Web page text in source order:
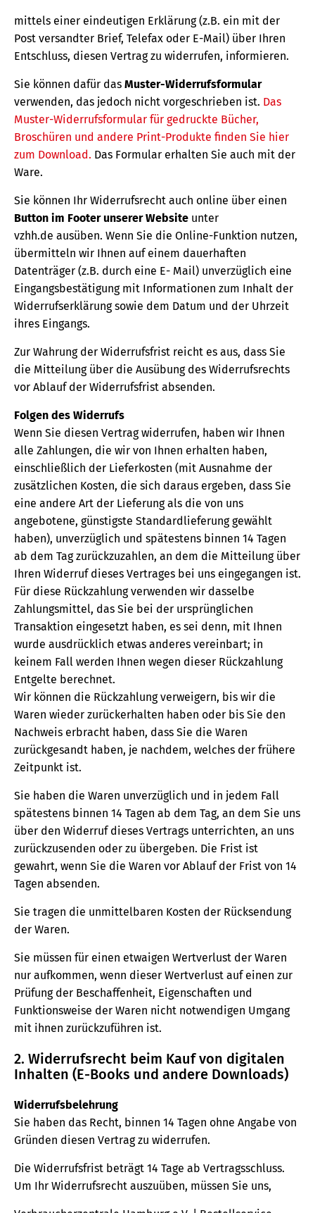
mittels einer eindeutigen Erklärung (z.B. ein mit der
Post versandter Brief, Telefax oder E-Mail) über Ihren
Entschluss, diesen Vertrag zu widerrufen, informieren.
Sie können dafür das Muster-Widerrufsformular
verwenden, das jedoch nicht vorgeschrieben ist. Das
Muster-Widerrufsformular für gedruckte Bücher,
Broschüren und andere Print-Produkte finden Sie hier
zum Download. Das Formular erhalten Sie auch mit der
Ware.
Sie können Ihr Widerrufsrecht auch online über einen
Button im Footer unserer Website unter
vzhh.de ausüben. Wenn Sie die Online-Funktion nutzen,
übermitteln wir Ihnen auf einem dauerhaften
Datenträger (z.B. durch eine E- Mail) unverzüglich eine
Eingangsbestätigung mit Informationen zum Inhalt der
Widerrufserklärung sowie dem Datum und der Uhrzeit
ihres Eingangs.
Zur Wahrung der Widerrufsfrist reicht es aus, dass Sie
die Mitteilung über die Ausübung des Widerrufsrechts
vor Ablauf der Widerrufsfrist absenden.
Folgen des Widerrufs
Wenn Sie diesen Vertrag widerrufen, haben wir Ihnen
alle Zahlungen, die wir von Ihnen erhalten haben,
einschließlich der Lieferkosten (mit Ausnahme der
zusätzlichen Kosten, die sich daraus ergeben, dass Sie
eine andere Art der Lieferung als die von uns
angebotene, günstigste Standardlieferung gewählt
haben), unverzüglich und spätestens binnen 14 Tagen
ab dem Tag zurückzuzahlen, an dem die Mitteilung über
Ihren Widerruf dieses Vertrages bei uns eingegangen ist.
Für diese Rückzahlung verwenden wir dasselbe
Zahlungsmittel, das Sie bei der ursprünglichen
Transaktion eingesetzt haben, es sei denn, mit Ihnen
wurde ausdrücklich etwas anderes vereinbart; in
keinem Fall werden Ihnen wegen dieser Rückzahlung
Entgelte berechnet.
Wir können die Rückzahlung verweigern, bis wir die
Waren wieder zurückerhalten haben oder bis Sie den
Nachweis erbracht haben, dass Sie die Waren
zurückgesandt haben, je nachdem, welches der frühere
Zeitpunkt ist.
Sie haben die Waren unverzüglich und in jedem Fall
spätestens binnen 14 Tagen ab dem Tag, an dem Sie uns
über den Widerruf dieses Vertrags unterrichten, an uns
zurückzusenden oder zu übergeben. Die Frist ist
gewahrt, wenn Sie die Waren vor Ablauf der Frist von 14
Tagen absenden.
Sie tragen die unmittelbaren Kosten der Rücksendung
der Waren.
Sie müssen für einen etwaigen Wertverlust der Waren
nur aufkommen, wenn dieser Wertverlust auf einen zur
Prüfung der Beschaffenheit, Eigenschaften und
Funktionsweise der Waren nicht notwendigen Umgang
mit ihnen zurückzuführen ist.
2. Widerrufsrecht beim Kauf von digitalen
Inhalten (E-Books und andere Downloads)
Widerrufsbelehrung
Sie haben das Recht, binnen 14 Tagen ohne Angabe von
Gründen diesen Vertrag zu widerrufen.
Die Widerrufsfrist beträgt 14 Tage ab Vertragsschluss.
Um Ihr Widerrufsrecht auszuüben, müssen Sie uns,